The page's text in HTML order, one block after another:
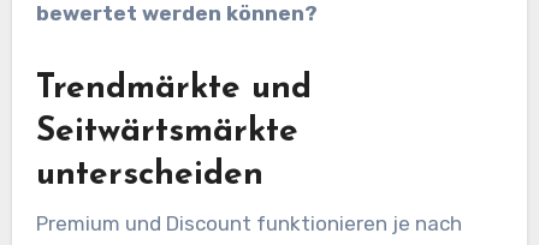
bewertet werden können?
Trendmärkte und
Seitwärtsmärkte
unterscheiden
Premium und Discount funktionieren je nach